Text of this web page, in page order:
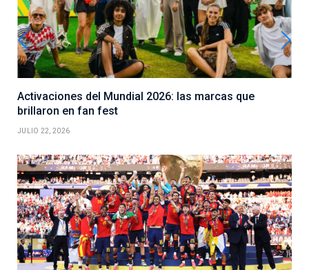
Activaciones del Mundial 2026: las marcas que
brillaron en fan fest
JULIO 22, 2026